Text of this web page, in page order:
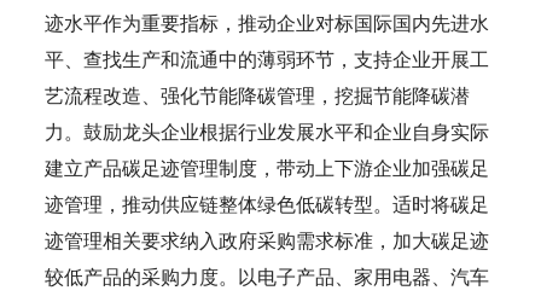
迹水平作为重要指标，推动企业对标国际国内先进水
平、查找生产和流通中的薄弱环节，支持企业开展工
艺流程改造、强化节能降碳管理，挖掘节能降碳潜
力。鼓励龙头企业根据行业发展水平和企业自身实际
建立产品碳足迹管理制度，带动上下游企业加强碳足
迹管理，推动供应链整体绿色低碳转型。适时将碳足
迹管理相关要求纳入政府采购需求标准，加大碳足迹
较低产品的采购力度。以电子产品、家用电器、汽车